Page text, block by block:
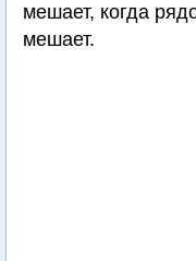
мешает, когда
мешает.